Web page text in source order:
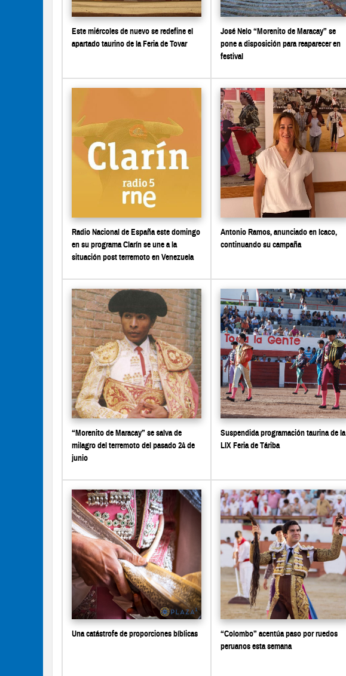
Este miércoles de nuevo se redefine el
apartado taurino de la Feria de Tovar
José Nelo “Morenito de Maracay” se
pone a disposición para reaparecer en
festival
Radio Nacional de España este domingo
en su programa Clarín se une a la
situación post terremoto en Venezuela
Antonio Ramos, anunciado en Icaco,
continuando su campaña
“Morenito de Maracay” se salva de
milagro del terremoto del pasado 24 de
junio
Suspendida programación taurina de la
LIX Feria de Táriba
Una catástrofe de proporciones bíblicas
“Colombo” acentúa paso por ruedos
peruanos esta semana